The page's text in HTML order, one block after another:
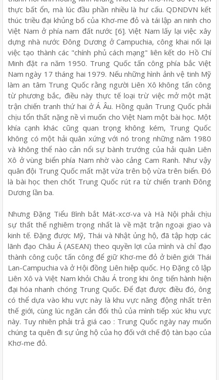
thực bất ổn, mà lúc đầu phần nhiều là hư cấu. QDNDVN kết
thúc triều đại khủng bố của Khơ-me đỏ và tái lập an ninh cho
Việt Nam ở phía nam đất nước [6]. Việt Nam lấy lại việc xây
dựng nhà nước Đông Dương ở Campuchia, công khai nối lại
việc tạo thành các "chính phủ cách mạng" liên kết do Hồ Chí
Minh đặt ra năm 1950. Trung Quốc tấn công phía bắc Việt
Nam ngày 17 tháng hai 1979. Nếu những hình ảnh vệ tinh Mỹ
làm an tâm Trung Quốc rằng người Liên Xô không tấn công
từ phương bắc, điều này thực tế loại trừ việc mở một mặt
trận chiến tranh thứ hai ở Á Âu. Hồng quân Trung Quốc phải
chịu tổn thất nặng nề vì muốn cho Việt Nam một bài học. Một
khía cạnh khác cũng quan trọng không kém, Trung Quốc
không có một hải quân xứng với nó trong những năm 1980
và không thể nào cản nổi sự bành trướng của hải quân Liên
Xô ở vùng biển phía Nam nhờ vào cảng Cam Ranh. Như vậy
quân đội Trung Quốc mất mặt vừa trên bộ vừa trên biển. Đó
là bài học then chốt Trung Quốc rút ra từ chiến tranh Đông
Dương lần ba.
Nhưng Đặng Tiểu Bình bắt Mát-xcơ-va và Hà Nội phải chịu
sự thất thế nghiêm trọng nhất là về mặt trận ngoại giao và
kinh tế. Đặng được Mỹ, Thái và Nhật ủng hộ, đã tập hợp các
lãnh đạo Châu Á (ASEAN) theo quyền lợi của mình và chỉ đạo
thành công cuộc tấn công để giữ Khơ-me đỏ ở biên giới Thái
Lan-Campuchia và ở Hội đồng Liên hiệp quốc. Họ Đặng cô lập
Liên Xô và Việt Nam khỏi Châu Á trong khi ông tiến hành hiện
đại hóa nhanh chóng Trung Quốc. Để đạt được điều đó, ông
có thể dựa vào khu vực này là khu vực năng động nhất trên
thế giới, cùng lúc ngăn cản đối thủ của mình tiếp xúc khu vực
này. Tuy nhiên phải trả giá cao : Trung Quốc ngày nay muốn
chúng ta quên đi sự ủng hộ của họ đối với chế độ tàn bạo của
Khơ-me đỏ.